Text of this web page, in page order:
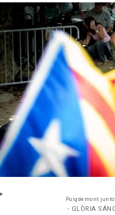
Puigdemont
- GLÒRIA